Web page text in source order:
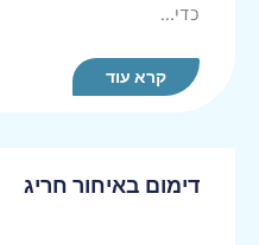
כדי...
קרא עוד
דימום באיחור חריג